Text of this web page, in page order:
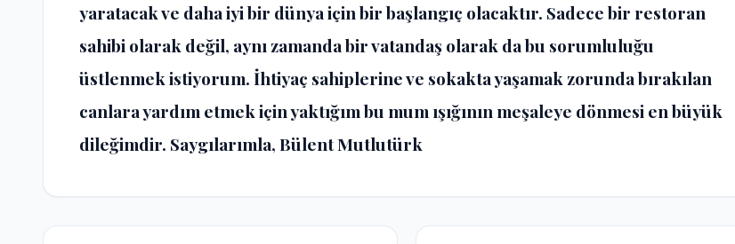
yaratacak ve daha iyi bir dünya için bir başlangıç olacaktır. Sadece bir restoran
sahibi olarak değil, aynı zamanda bir vatandaş olarak da bu sorumluluğu
üstlenmek istiyorum. İhtiyaç sahiplerine ve sokakta yaşamak zorunda bırakılan
canlara yardım etmek için yaktığım bu mum ışığının meşaleye dönmesi en büyük
dileğimdir. Saygılarımla, Bülent Mutlutürk